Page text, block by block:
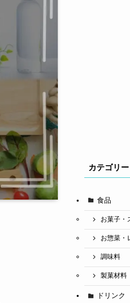
カテゴリー
食品
お菓子・
お惣菜・
調味料
製菓材料
ドリンク